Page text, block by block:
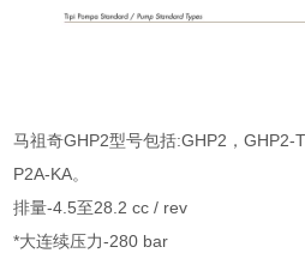
马祖奇GHP2型号包括:GHP2，GHP2-
P2A-KA。
排量-4.5至28.2 cc / rev
*大连续压力-280 bar